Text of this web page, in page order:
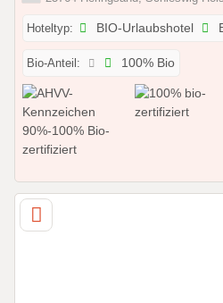
Hoteltyp: BIO-Urlaubshotel
Bio-Anteil: 100% Bio